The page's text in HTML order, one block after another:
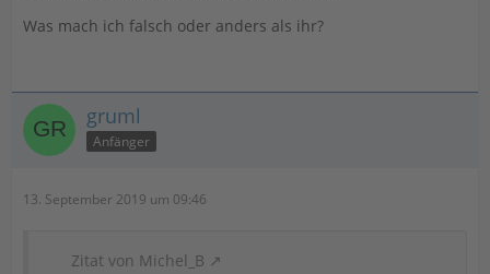
Was mach ich falsch oder anders als ihr?
gruml
Anfänger
13. September 2019 um 09:46
Zitat von Michel_B